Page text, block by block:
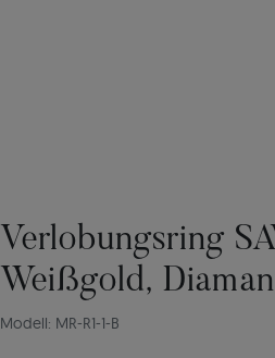
Verlobungsring
Weißgold,
Modell: MR-R1-1-B